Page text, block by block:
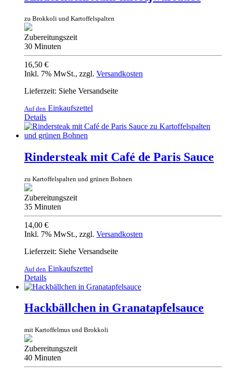
zu Brokkoli und Kartoffelspalten
Zubereitungszeit
30 Minuten
16,50 €
Inkl. 7% MwSt., zzgl. Versandkosten
Lieferzeit: Siehe Versandseite
Auf den Einkaufszettel
Details
Rindersteak mit Café de Paris Sauce
zu Kartoffelspalten und grünen Bohnen
Zubereitungszeit
35 Minuten
14,00 €
Inkl. 7% MwSt., zzgl. Versandkosten
Lieferzeit: Siehe Versandseite
Auf den Einkaufszettel
Details
Hackbällchen in Granatapfelsauce
mit Kartoffelmus und Brokkoli
Zubereitungszeit
40 Minuten